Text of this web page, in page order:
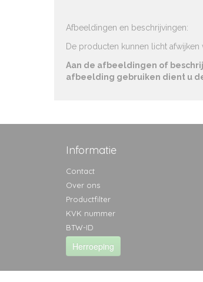
Afbeeldingen en beschrijvingen:
De producten kunnen licht
Aan de afbeeldingen of
afbeelding gebruiken dient u
Informatie
Contact
Over ons
Productfilter
KVK nummer
BTW-ID
Herroeping